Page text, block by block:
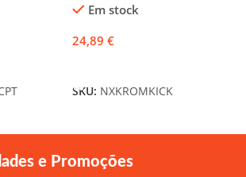
Em stock
24,89 €
SKU: NXKROMKICK
e Promoções